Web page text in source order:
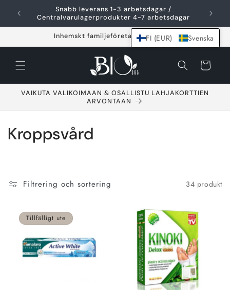
Hoppa över och
gå till innehållet
Snabb leverans 1-3 arbetsdagar /
Centralvarulagerprodukter 4-7 arbetsdagar
Inhemskt familjeföretag sedan 2021
Varukorg
VAIKUTA VALIKOIMAAN & OSALLISTU LAHJAKORTTIEN
ARVONTAAN
S
Kroppsvård
Filtrering och sortering 34 produkt
Tillfälligt ute
FI (EUR) Svenska